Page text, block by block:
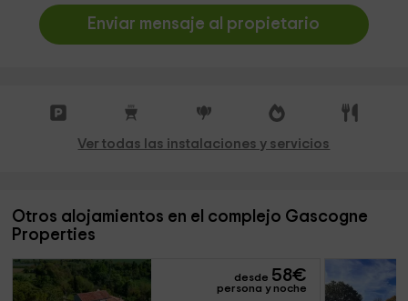
Enviar mensaje al propietario
Ver todas las instalaciones y servicios
Otros alojamientos en el complejo Gascogne
Properties
desde 58€
persona y noche